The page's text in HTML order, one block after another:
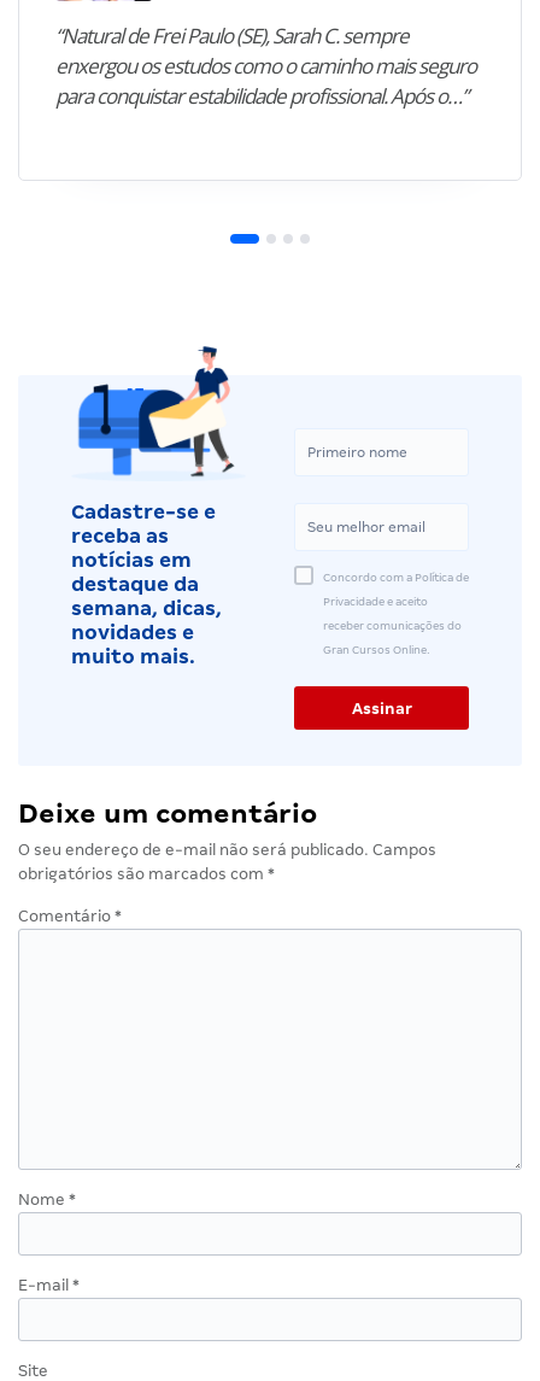
“Natural de Frei Paulo (SE), Sarah C. sempre
enxergou os estudos como o caminho mais seguro
para conquistar estabilidade profissional. Após o…”
Cadastre-se e
receba as
notícias em
destaque da
semana, dicas,
novidades e
muito mais.
Concordo com a Política de
Privacidade e aceito
receber comunicações do
Gran Cursos Online.
Deixe um comentário
O seu endereço de e-mail não será publicado. Campos
obrigatórios são marcados com *
Comentário *
Nome *
E-mail *
Site